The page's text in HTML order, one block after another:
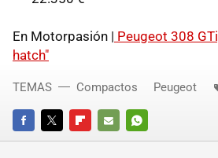
En Motorpasión | Peugeot 308
hatch"
FACEBOOKTWITTERFLIPBOARD
E-
WHATSAPP
TEMAS Compactos Peugeot